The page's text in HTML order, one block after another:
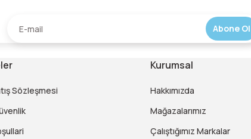
Abone Ol
Sözleşmesi
Kurumsal
Hakkımızda
Mağazalarımız
Çalıştığımız Markalar